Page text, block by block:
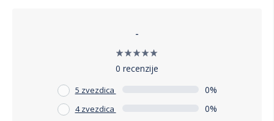
-
0 recenzije
5 zvezdica 0%
4 zvezdica 0%